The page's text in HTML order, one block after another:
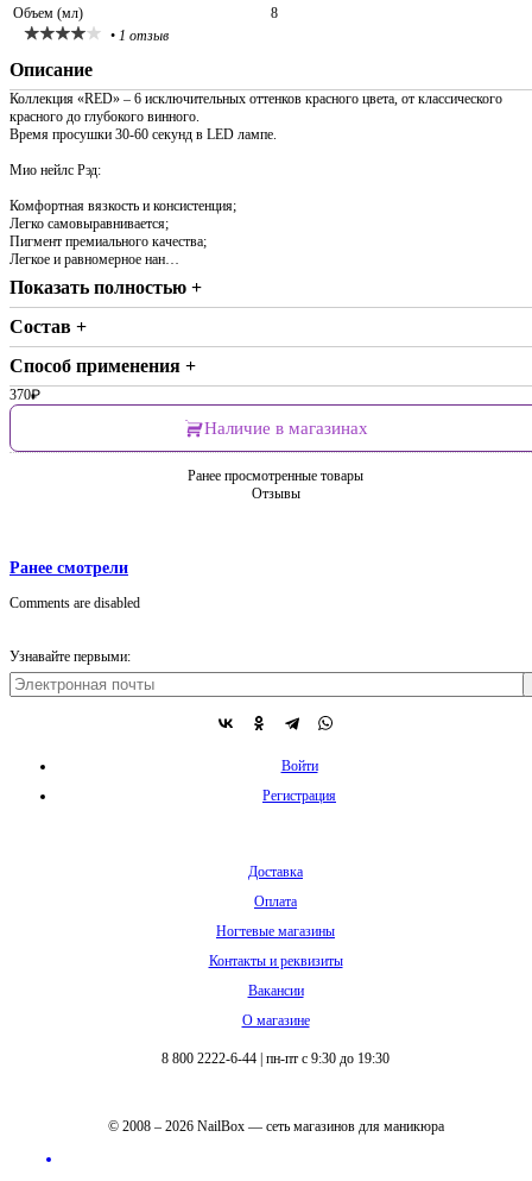
Объем (мл)
8
• 1 отзыв
Описание
Коллекция «RED» – 6 исключительных оттенков красного цвета, от классического
красного до глубокого винного.
Время просушки 30-60 секунд в LED лампе.
Мио нейлс Рэд:
Комфортная вязкость и консистенция;
Легко самовыравнивается;
Пигмент премиального качества;
Легкое и равномерное нан…
Показать полностью +
Состав +
Способ применения +
370₽
Наличие в магазинах
Ранее просмотренные товары
Отзывы
Ранее смотрели
Comments are disabled
Узнавайте первыми:
Войти
Регистрация
Доставка
Оплата
Ногтевые магазины
Контакты и реквизиты
Вакансии
О магазине
8 800 2222-6-44 пн-пт с 9:30 до 19:30
© 2008 – 2026 NailBox — сеть магазинов для маникюра